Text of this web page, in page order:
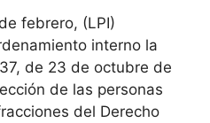
febrero, (LPI)
interno la
de 23 de octubre de
de las personas
del Derecho